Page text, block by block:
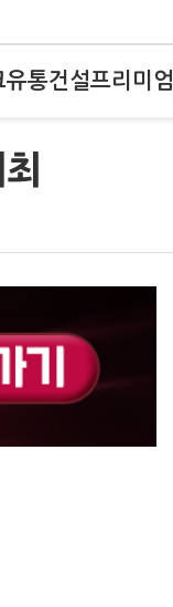
유통건설프리미엄